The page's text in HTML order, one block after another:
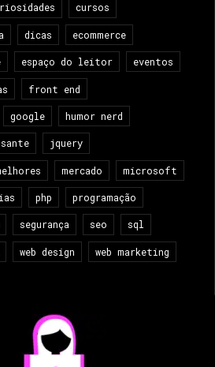
cursos
dicas ecommerce
espaço do leitor eventos
front end
google humor nerd
jquery
mercado microsoft
php programação
segurança seo sql
web design web marketing